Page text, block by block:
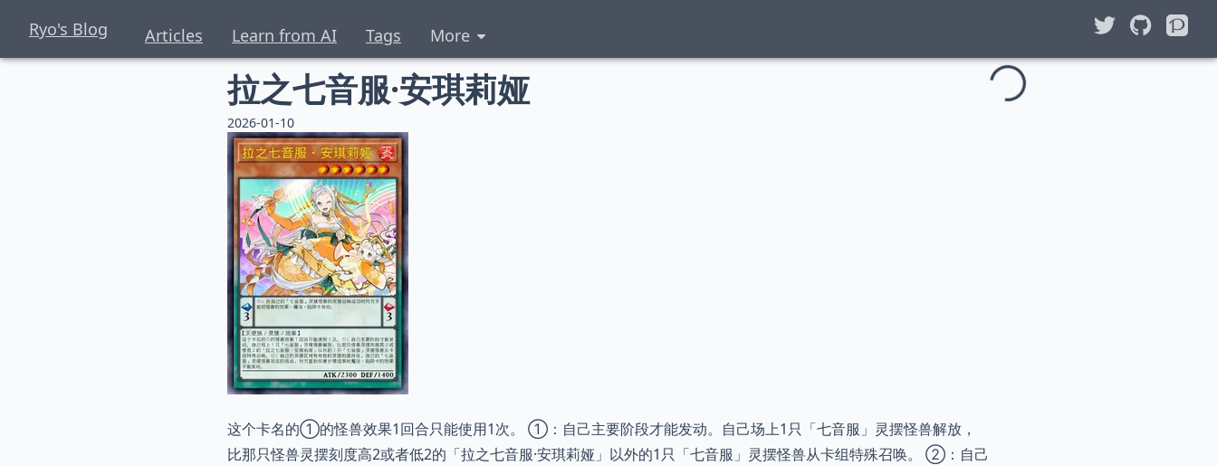
Ryo's Blog Articles Learn from AI Tags More
拉之七音服·安琪莉娅
2026-01-10
这个卡名的①的怪兽效果1回合只能使用1次。 ①：自己主要阶段才能发动。自己场上1只「七音服」灵摆怪兽解放，
比那只怪兽灵摆刻度高2或者低2的「拉之七音服·安琪莉娅」以外的1只「七音服」灵摆怪兽从卡组特殊召唤。 ②：自己